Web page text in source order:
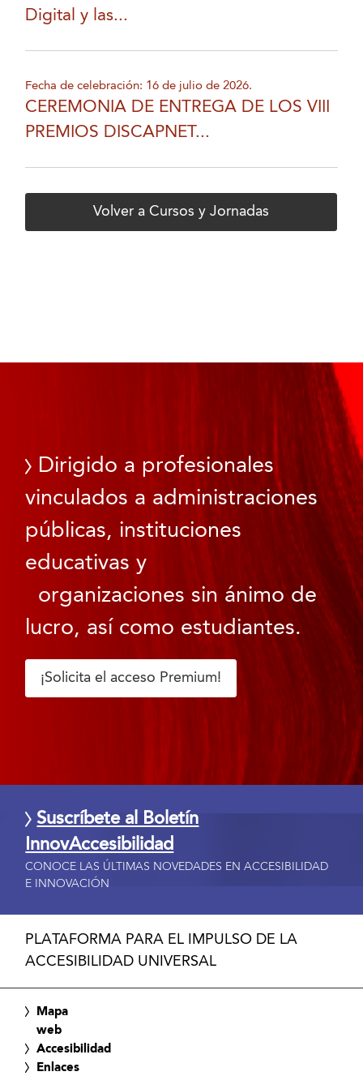
Digital y las...
Fecha de celebración: 16 de julio de 2026.
CEREMONIA DE ENTREGA DE LOS VIII
PREMIOS DISCAPNET...
Volver a Cursos y Jornadas
Dirigido a profesionales
vinculados a administraciones
públicas, instituciones
educativas y
organizaciones sin ánimo de
lucro, así como estudiantes.
¡Solicita el acceso Premium!
Suscríbete al Boletín
InnovAccesibilidad
CONOCE LAS ÚLTIMAS NOVEDADES EN ACCESIBILIDAD
E INNOVACIÓN
PLATAFORMA PARA EL IMPULSO DE LA
ACCESIBILIDAD UNIVERSAL
Mapa
web
Accesibilidad
Enlaces